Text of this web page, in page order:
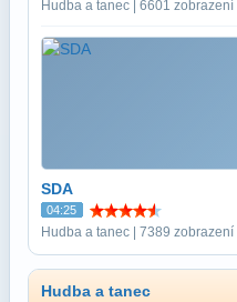
Hudba a tanec | 6601 zobrazení
SDA
04:25
Hudba a tanec | 7389 zobrazení
Hudba a tanec